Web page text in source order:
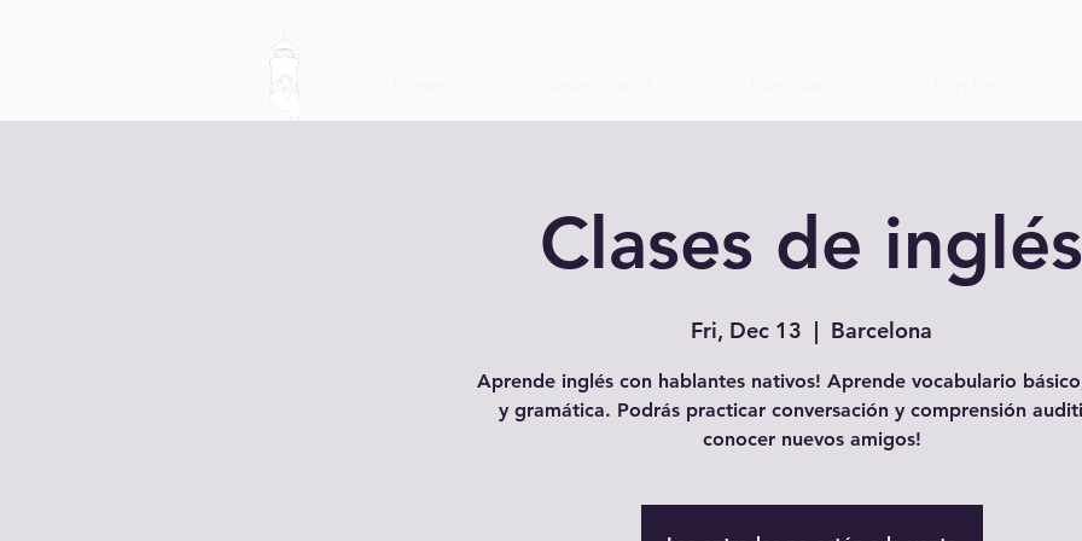
Clases de inglés
Fri, Dec 13
  |
Barcelona
Aprende inglés con hablantes nativos! Aprende vocabulario
y gramática. Podrás practicar conversación y comprensión
conocer nuevos amigos!